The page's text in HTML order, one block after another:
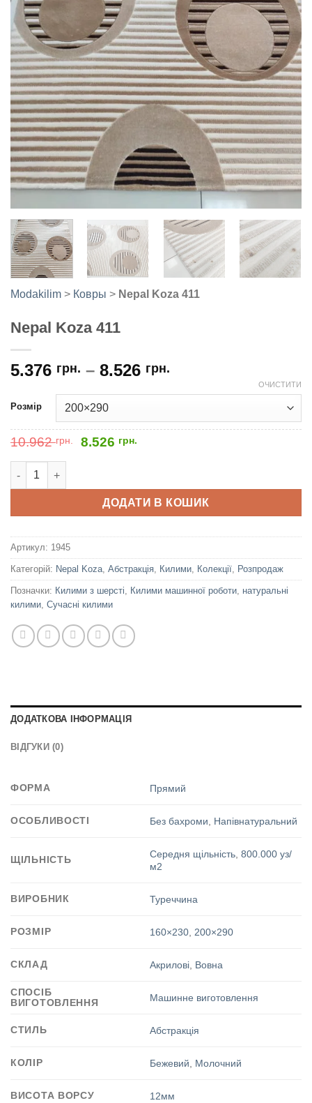
Modakilim > Ковры > Nepal Koza 411
Nepal Koza 411
5.376 грн. – 8.526 грн.
Розмір
ОЧИСТИТИ
10.962грн.
Оригінальна
8.526 грн.Поточна
Nepal Koza 411 кількість
ДОДАТИ В КОШИК
Артикул: 1945
Категорій: Nepal Koza, Абстракція, Килими, Колекції, Розпродаж
Позначки: Килими з шерсті, Килими машинної роботи, натуральні
килими, Сучасні килими
ДОДАТКОВА ІНФОРМАЦІЯ
ВІДГУКИ (0)
ФОРМА Прямий
ОСОБЛИВОСТІ Без бахроми Напівнатуральний
ЩІЛЬНІСТЬ Середня щільність ,800.000 уз/
м2
ВИРОБНИК Туреччина
РОЗМІР 160×230 200×290
СКЛАД Акрилові Вовна
СПОСІБ
ВИГОТОВЛЕННЯ
Машинне виготовлення
СТИЛЬ Абстракція
КОЛІР Бежевий Молочний
ВИСОТА ВОРСУ 12мм